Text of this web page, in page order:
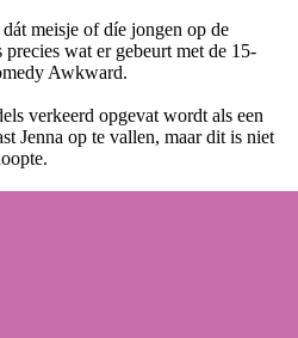
meisje of díe jongen op de
wat er gebeurt met de 15-
Awkward.
verkeerd opgevat wordt als een
Jenna op te vallen, maar dit is niet